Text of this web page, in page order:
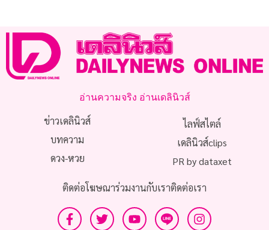
อ่านความจริง อ่านเดลินิวส์
ข่าวเดลินิวส์
บทความ
ดวง-หวย
ไลฟ์สไตล์
เดลินิวส์clips
PR by dataxet
ติดต่อโฆษณาร่วมงานกับเราติดต่อเรา